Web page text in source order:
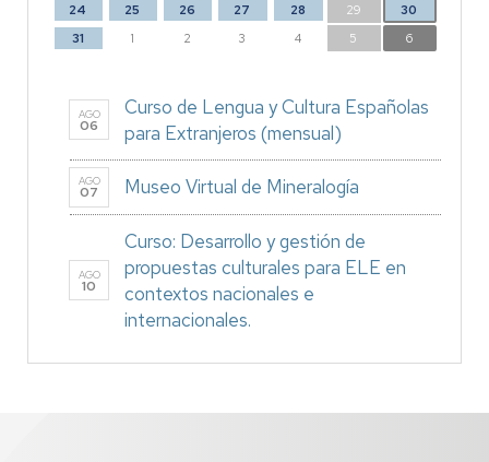
24
25 26 27 28 29
30
31
1 2 3 4 5 6
AGO
06
Curso de Lengua y Cultura Españolas
para Extranjeros (mensual)
AGO
07 Museo Virtual de Mineralogía
AGO
10
Curso: Desarrollo y gestión de
propuestas culturales para ELE en
contextos nacionales e
internacionales.